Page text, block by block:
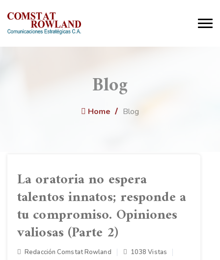
Blog
Home Blog
La oratoria no espera
talentos innatos; responde a
tu compromiso. Opiniones
valiosas (Parte 2)
Redacción Comstat Rowland
1038 Vistas